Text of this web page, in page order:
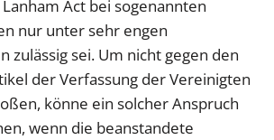
Act bei sogenannten
nur unter sehr engen
zulässig sei. Um nicht gegen den
der Verfassung der Vereinigten
könne ein solcher Anspruch
wenn die beanstandete